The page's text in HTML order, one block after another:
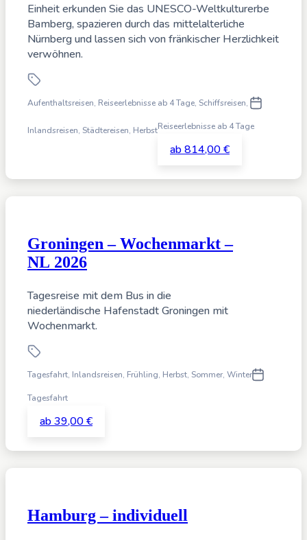
Einheit erkunden Sie das UNESCO-Weltkulturerbe
Bamberg, spazieren durch das mittelalterliche
Nürnberg und lassen sich von fränkischer Herzlichkeit
verwöhnen.
Aufenthaltsreisen, Reiseerlebnisse ab 4 Tage, Schiffsreisen,
Inlandsreisen, Städtereisen, HerbstReiseerlebnisse ab 4 Tage
ab 814,00 €
Groningen – Wochenmarkt –
NL 2026
Tagesreise mit dem Bus in die
niederländische Hafenstadt Groningen mit
Wochenmarkt.
Tagesfahrt, Inlandsreisen, Frühling, Herbst, Sommer, Winter
Tagesfahrt
ab 39,00 €
Hamburg – individuell